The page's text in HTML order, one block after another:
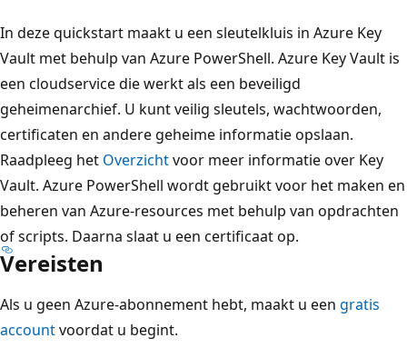
In deze quickstart maakt u een sleutelkluis in Azure Key
Vault met behulp van Azure PowerShell. Azure Key Vault is
een cloudservice die werkt als een beveiligd
geheimenarchief. U kunt veilig sleutels, wachtwoorden,
certificaten en andere geheime informatie opslaan.
Raadpleeg het Overzichtvoor meer informatie over Key
Vault. Azure PowerShell wordt gebruikt voor het maken en
beheren van Azure-resources met behulp van opdrachten
of scripts. Daarna slaat u een certificaat op.
Vereisten
Als u geen Azure-abonnement hebt, maakt u een gratis
accountvoordat u begint.